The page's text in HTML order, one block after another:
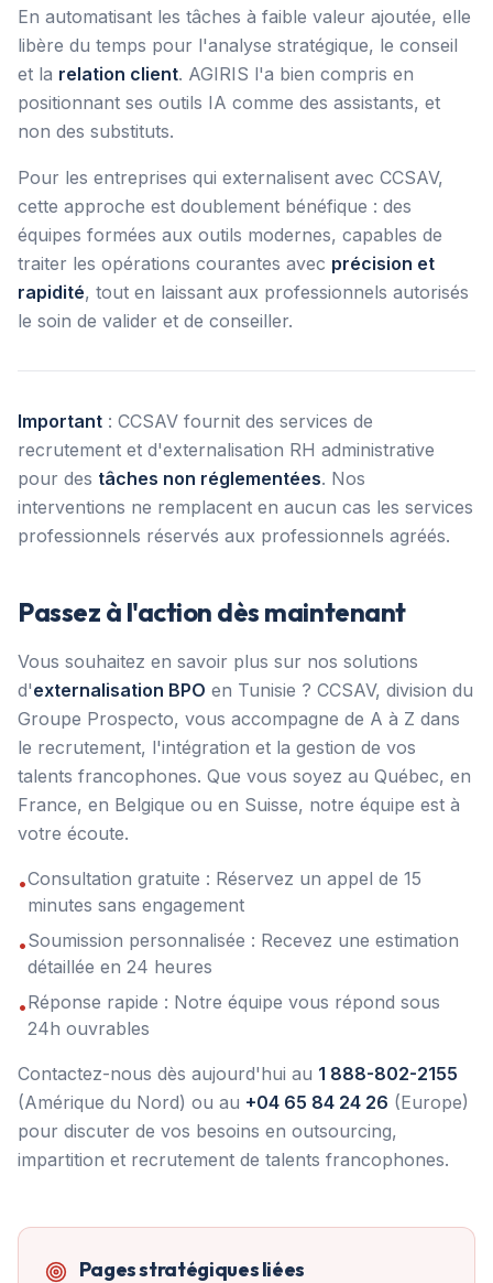
En automatisant les tâches à faible valeur ajoutée, elle
libère du temps pour l'analyse stratégique, le conseil
et la relation client. AGIRIS l'a bien compris en
positionnant ses outils IA comme des assistants, et
non des substituts.
Pour les entreprises qui externalisent avec CCSAV,
cette approche est doublement bénéfique : des
équipes formées aux outils modernes, capables de
traiter les opérations courantes avec précision et
rapidité, tout en laissant aux professionnels autorisés
le soin de valider et de conseiller.
Important : CCSAV fournit des services de
recrutement et d'externalisation RH administrative
pour des tâches non réglementées. Nos
interventions ne remplacent en aucun cas les services
professionnels réservés aux professionnels agréés.
Passez à l'action dès maintenant
Vous souhaitez en savoir plus sur nos solutions
d'externalisation BPO en Tunisie ? CCSAV, division du
Groupe Prospecto, vous accompagne de A à Z dans
le recrutement, l'intégration et la gestion de vos
talents francophones. Que vous soyez au Québec, en
France, en Belgique ou en Suisse, notre équipe est à
votre écoute.
•Consultation gratuite : Réservez un appel de 15
minutes sans engagement
•Soumission personnalisée : Recevez une estimation
détaillée en 24 heures
•Réponse rapide : Notre équipe vous répond sous
24h ouvrables
Contactez-nous dès aujourd'hui au 1 888-802-2155
(Amérique du Nord) ou au +04 65 84 24 26 (Europe)
pour discuter de vos besoins en outsourcing,
impartition et recrutement de talents francophones.
Pages stratégiques liées